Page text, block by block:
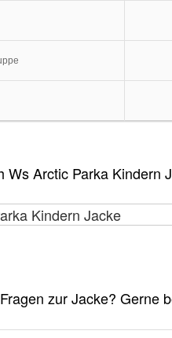
Ws Arctic Parka Kindern